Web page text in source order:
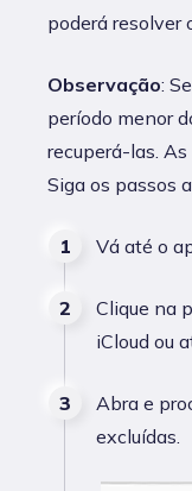
poderá resolver
Observação:
período menor
recuperá-las.
Siga os passos
Vá até o
Clique na
iCloud ou
Abra e
excluídas.